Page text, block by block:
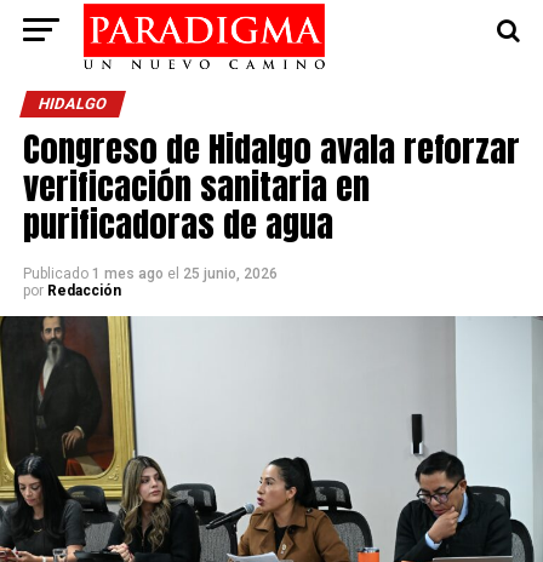
HIDALGO
Congreso de Hidalgo avala reforzar
verificación sanitaria en
purificadoras de agua
Publicado 1 mes ago el 25 junio, 2026
por Redacción